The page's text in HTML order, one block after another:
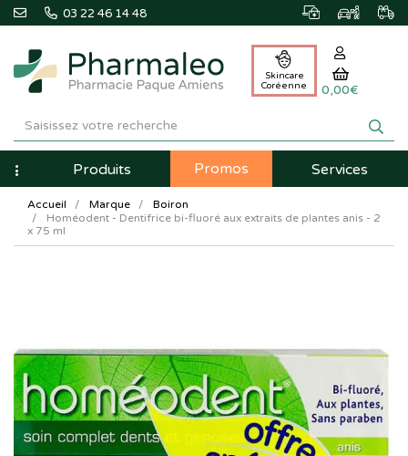
03 22 46 14 48
Pharmaleo
Pharmacie
Paque
Amiens
Skincare
Coréenne
0,00€
NavigationProduits Promos Services
Accueil Marque
Boiron
Homéodent - Dentifrice bi-fluoré aux extraits de plantes anis - 2
x 75 ml